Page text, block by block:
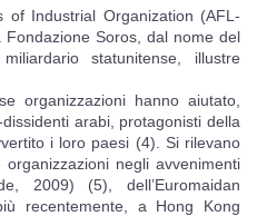
of Industrial Organization (AFL-
Fondazione Soros, dal nome del
statunitense, illustre
organizzazioni hanno aiutato,
arabi, protagonisti della
i loro paesi (4). Si rilevano
negli avvenimenti
2009) (5), dell’Euromaidan
recentemente, a Hong Kong